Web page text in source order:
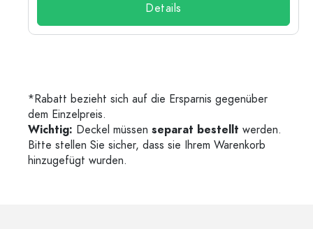
Details
*Rabatt bezieht sich auf die Ersparnis gegenüber
dem Einzelpreis.
Wichtig: Deckel müssen separat bestellt werden.
Bitte stellen Sie sicher, dass sie Ihrem Warenkorb
hinzugefügt wurden.